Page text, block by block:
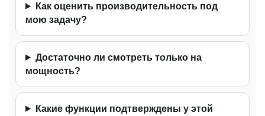
Как оценить производительность под
мою задачу?
Достаточно ли смотреть только на
мощность?
Какие функции подтверждены у этой